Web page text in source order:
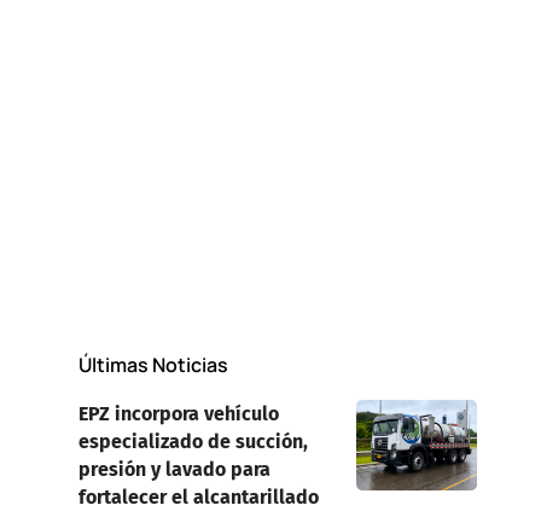
Últimas Noticias
EPZ incorpora vehículo
especializado de succión,
presión y lavado para
fortalecer el alcantarillado